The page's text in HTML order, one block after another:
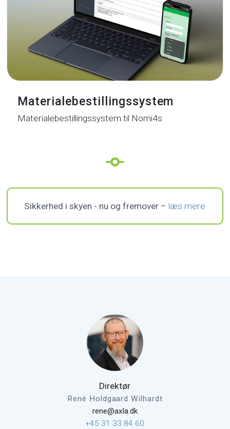
Materialebestillingssystem
Materialebestillingssystem til Nomi4s
Sikkerhed i skyen - nu og fremover – læs mere
Direktør
René Holdgaard Wilhardt
rene@axla.dk
+45 31 33 84 60